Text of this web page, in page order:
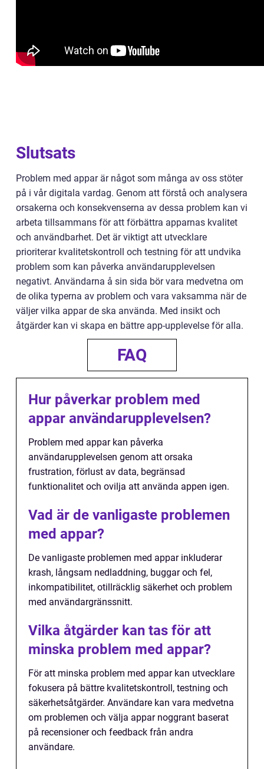
Slutsats
Problem med appar är något som många av oss stöter
på i vår digitala vardag. Genom att förstå och analysera
orsakerna och konsekvenserna av dessa problem kan vi
arbeta tillsammans för att förbättra apparnas kvalitet
och användbarhet. Det är viktigt att utvecklare
prioriterar kvalitetskontroll och testning för att undvika
problem som kan påverka användarupplevelsen
negativt. Användarna å sin sida bör vara medvetna om
de olika typerna av problem och vara vaksamma när de
väljer vilka appar de ska använda. Med insikt och
åtgärder kan vi skapa en bättre app-upplevelse för alla.
FAQ
Hur påverkar problem med
appar användarupplevelsen?
Problem med appar kan påverka
användarupplevelsen genom att orsaka
frustration, förlust av data, begränsad
funktionalitet och ovilja att använda appen igen.
Vad är de vanligaste problemen
med appar?
De vanligaste problemen med appar inkluderar
krash, långsam nedladdning, buggar och fel,
inkompatibilitet, otillräcklig säkerhet och problem
med användargränssnitt.
Vilka åtgärder kan tas för att
minska problem med appar?
För att minska problem med appar kan utvecklare
fokusera på bättre kvalitetskontroll, testning och
säkerhetsåtgärder. Användare kan vara medvetna
om problemen och välja appar noggrant baserat
på recensioner och feedback från andra
användare.